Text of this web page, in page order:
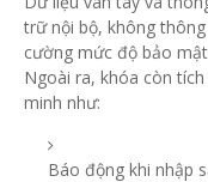
trữ nội bộ, không
cường mức độ bảo
Ngoài ra, khóa còn
minh như:
Báo động khi nhập